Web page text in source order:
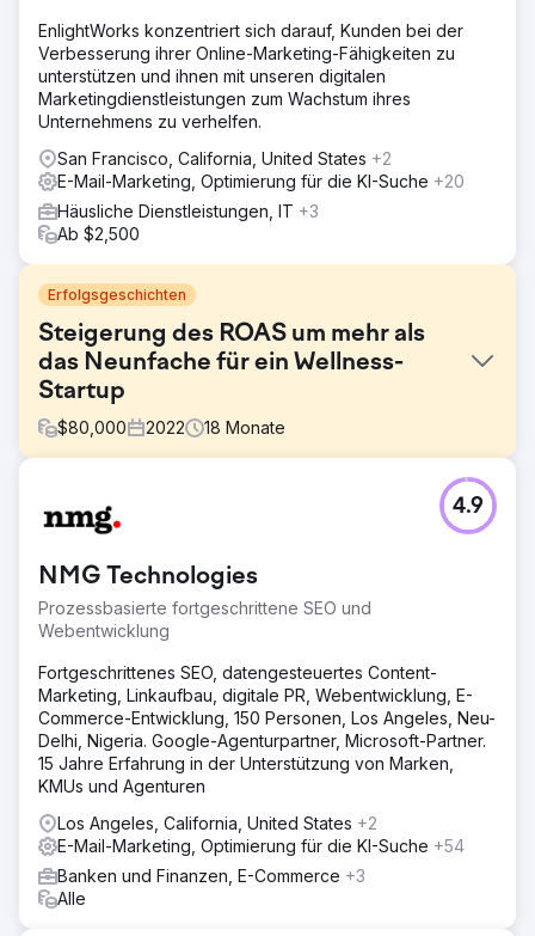
EnlightWorks konzentriert sich darauf, Kunden bei der
Verbesserung ihrer Online-Marketing-Fähigkeiten zu
unterstützen und ihnen mit unseren digitalen
Marketingdienstleistungen zum Wachstum ihres
Unternehmens zu verhelfen.
San Francisco, California, United States +2
E-Mail-Marketing, Optimierung für die KI-Suche +20
Häusliche Dienstleistungen, IT +3
Ab $2,500
Erfolgsgeschichten
Steigerung des ROAS um mehr als
das Neunfache für ein Wellness-
Startup
$80,000 2022 18 Monate
Family First wollte seinen Umsatz digital steigern und hatte
Schwierigkeiten, potenzielle Kunden zu erreichen und
Dienstleistungen zu vermitteln.
Lösung
Bezahlte Medien über Google, LinkedIn und Display-
Anzeigen. Soziale Medien über LinkedIn. Inhalte über E-
Books, Schriften und Grafiken
Ergebnis
Wir haben bei allen Paid-Media-Kampagnen einen 9-
fachen ROAS generiert und gleichzeitig die Website-
Conversions innerhalb von 9 Monaten jeweils um 65 %
gesteigert.
Zur Agenturseite
NMG Technologies
Prozessbasierte fortgeschrittene SEO und
Webentwicklung
4.9
Fortgeschrittenes SEO, datengesteuertes Content-
Marketing, Linkaufbau, digitale PR, Webentwicklung, E-
Commerce-Entwicklung, 150 Personen, Los Angeles, Neu-
Delhi, Nigeria. Google-Agenturpartner, Microsoft-Partner.
15 Jahre Erfahrung in der Unterstützung von Marken,
KMUs und Agenturen
Los Angeles, California, United States +2
E-Mail-Marketing, Optimierung für die KI-Suche +54
Banken und Finanzen, E-Commerce +3
Alle